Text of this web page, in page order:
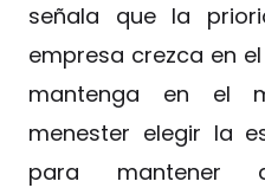
señala que la
empresa crezca en
mantenga en el
menester elegir la
para mantener